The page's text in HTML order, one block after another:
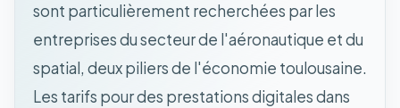
sont particulièrement recherchées par les
entreprises du secteur de l'aéronautique et du
spatial, deux piliers de l'économie toulousaine.
Les tarifs pour des prestations digitales dans